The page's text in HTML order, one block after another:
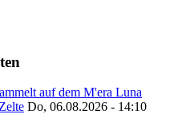
auf dem M'era Luna
Do, 06.08.2026 - 14:10